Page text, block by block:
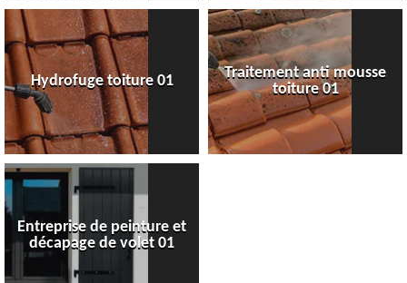
Hydrofuge toiture 01
Traitement anti mousse
toiture 01
Entreprise de peinture et
décapage de volet 01